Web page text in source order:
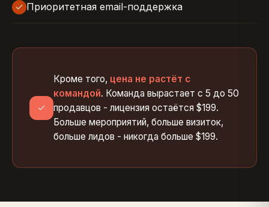
Приоритетная email-поддержка
Кроме того, цена не растёт с
командой. Команда вырастает с 5 до 50
продавцов - лицензия остаётся $199.
Больше мероприятий, больше визиток,
больше лидов - никогда больше $199.